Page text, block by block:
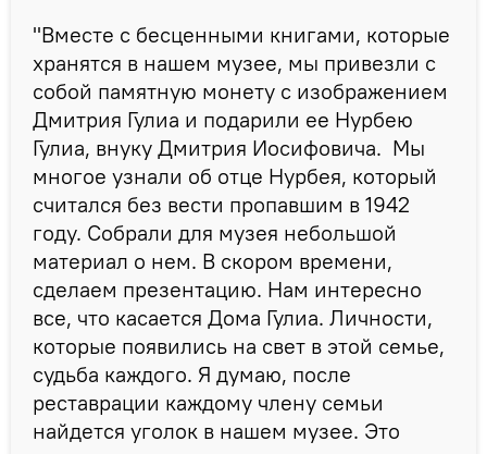
"Вместе с бесценными книгами, которые
хранятся в нашем музее, мы привезли с
собой памятную монету с изображением
Дмитрия Гулиа и подарили ее Нурбею
Гулиа, внуку Дмитрия Иосифовича. Мы
многое узнали об отце Нурбея, который
считался без вести пропавшим в 1942
году. Собрали для музея небольшой
материал о нем. В скором времени,
сделаем презентацию. Нам интересно
все, что касается Дома Гулиа. Личности,
которые появились на свет в этой семье,
судьба каждого. Я думаю, после
реставрации каждому члену семьи
найдется уголок в нашем музее. Это